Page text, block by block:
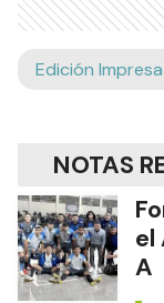
Edición Impresa
NOTAS
el
A